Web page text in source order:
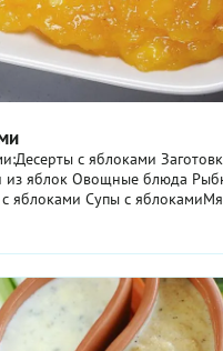
с яблоками
из яблок Овощные блюда
яблоками Супы с